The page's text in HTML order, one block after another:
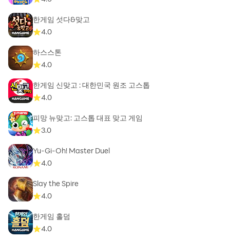
한게임 섯다&맞고
4.0
하스스톤
4.0
한게임 신맞고 : 대한민국 원조 고스톱
4.0
피망 뉴맞고: 고스톱 대표 맞고 게임
3.0
Yu-Gi-Oh! Master Duel
4.0
Slay the Spire
4.0
한게임 홀덤
4.0